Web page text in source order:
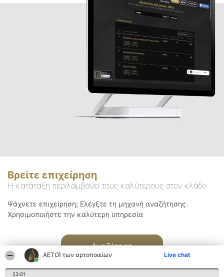
ΑΕΤΟΊ των αρτοποιείων Live chat
23:01
Βρείτε επιχείρηση
Η κατάταξη περιλαμβάνει τους καλύτερους στον κλάδο
Ψάχνετε επιχείρηση; Ελέγξτε τη μηχανή αναζήτησης.
Χρησιμοποιήστε την καλύτερη υπηρεσία
Αναζήτηση